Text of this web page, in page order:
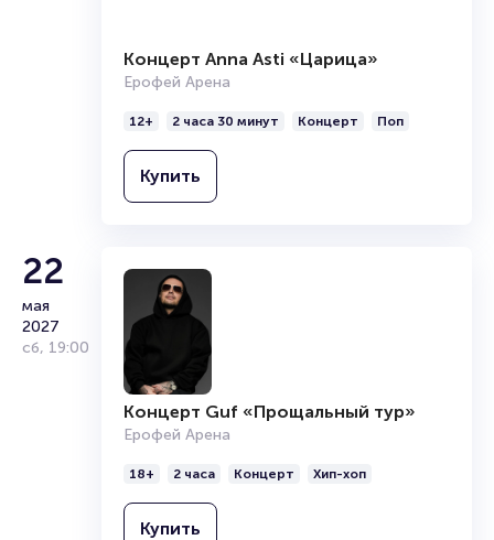
Концерт Anna Asti «Царица»
Ерофей Арена
12+ 2 часа 30 минут Концерт Поп
Купить
22
мая
2027
сб, 19:00
Концерт Guf «Прощальный тур»
Ерофей Арена
18+ 2 часа Концерт Хип-хоп
Купить